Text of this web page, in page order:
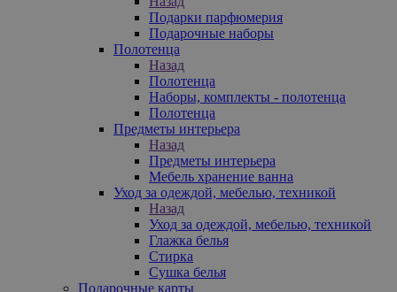
Подарки парфюмерия
Подарочные наборы
Полотенца
Назад
Полотенца
Наборы, комплекты - полотенца
Полотенца
Предметы интерьера
Назад
Предметы интерьера
Мебель хранение ванна
Уход за одеждой, мебелью, техникой
Назад
Уход за одеждой, мебелью, техникой
Глажка белья
Стирка
Сушка белья
Подарочные карты